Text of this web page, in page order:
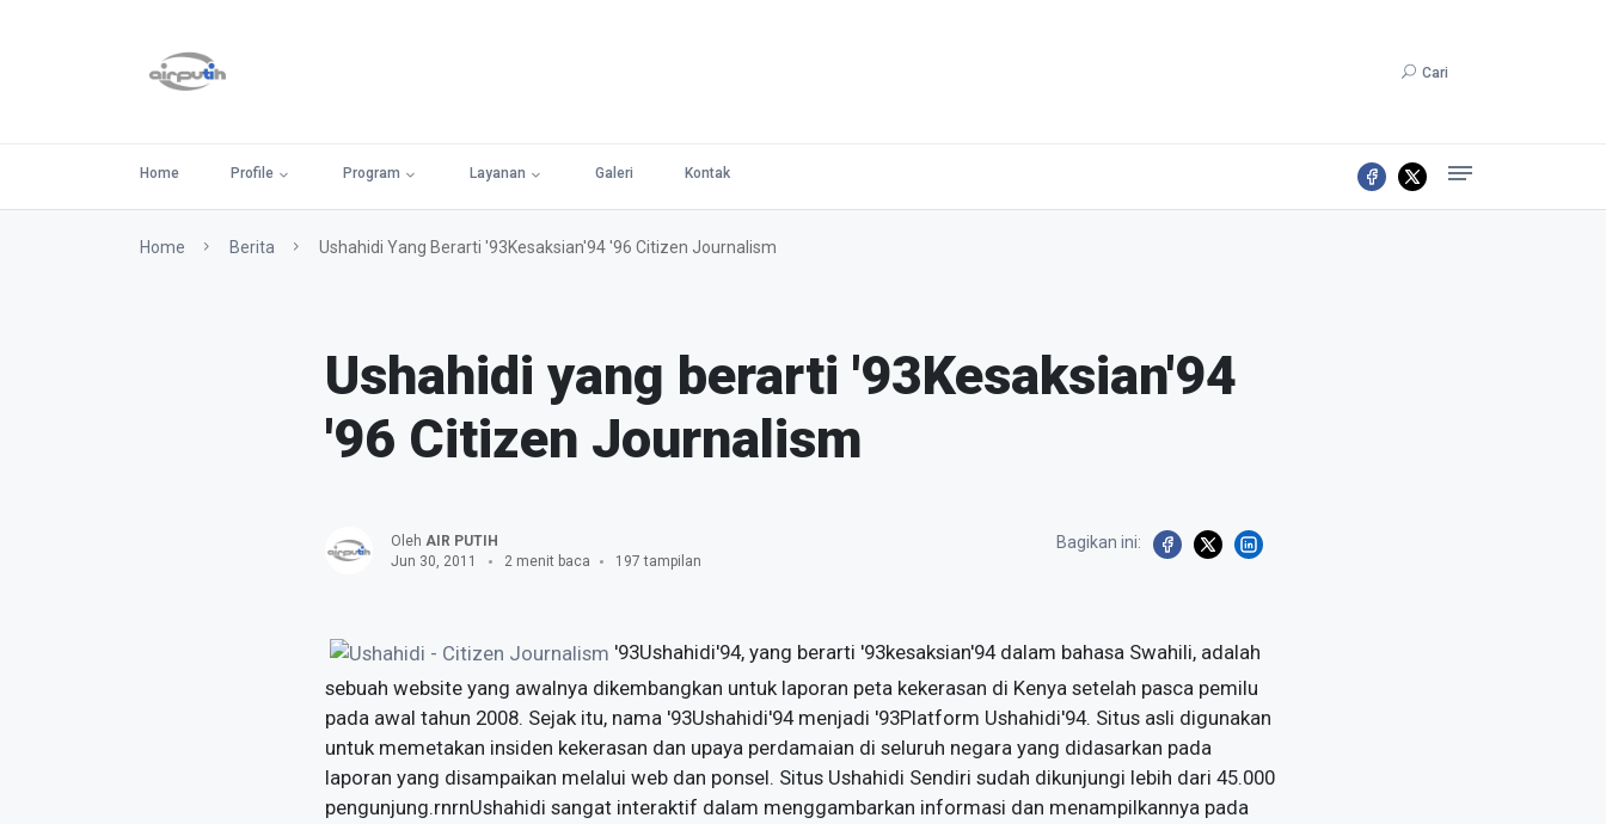
Cari
Home Profile Program Layanan Galeri Kontak
Home Berita Ushahidi Yang Berarti '93Kesaksian'94 '96 Citizen Journalism
Ushahidi yang berarti '93Kesaksian'94
'96 Citizen Journalism
Oleh AIR PUTIH
Jun 30, 2011
2 menit baca 197 tampilan
Bagikan ini:
'93Ushahidi'94, yang berarti '93kesaksian'94 dalam bahasa Swahili, adalah
sebuah website yang awalnya dikembangkan untuk laporan peta kekerasan di Kenya setelah pasca pemilu
pada awal tahun 2008. Sejak itu, nama '93Ushahidi'94 menjadi '93Platform Ushahidi'94. Situs asli digunakan
untuk memetakan insiden kekerasan dan upaya perdamaian di seluruh negara yang didasarkan pada
laporan yang disampaikan melalui web dan ponsel. Situs Ushahidi Sendiri sudah dikunjungi lebih dari 45.000
pengunjung.rnrnUshahidi sangat interaktif dalam menggambarkan informasi dan menampilkannya pada